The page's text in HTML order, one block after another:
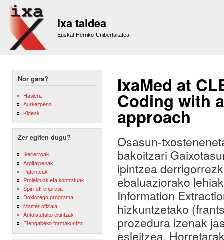
Ixa taldea
Euskal Herriko Unibertsitatea
Nor gara?
Hasiera
Aurkezpena
Kideak
Zer egiten dugu?
Ikerlerroak
Argitalpenak
Patenteak
Proiektuak eta kontratuak
Spin-off enpresa
Doktorego programa
Master ofiziala
Antolatutako ekintzak
Etengabeko formakuntza
IxaMed at
Coding with
approach
Osasun-
bakoitzari
ipintzea
ebaluaziorako
Information
hizkuntzetako
prozedura izenak
esleitzea.